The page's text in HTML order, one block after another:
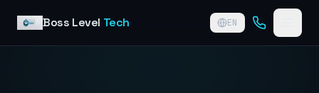
Boss Level Tech EN